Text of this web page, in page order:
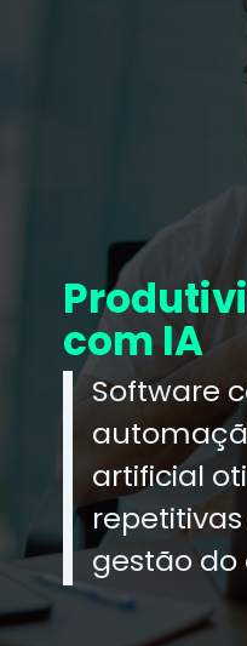
com IA
Software
artificial
gestão do